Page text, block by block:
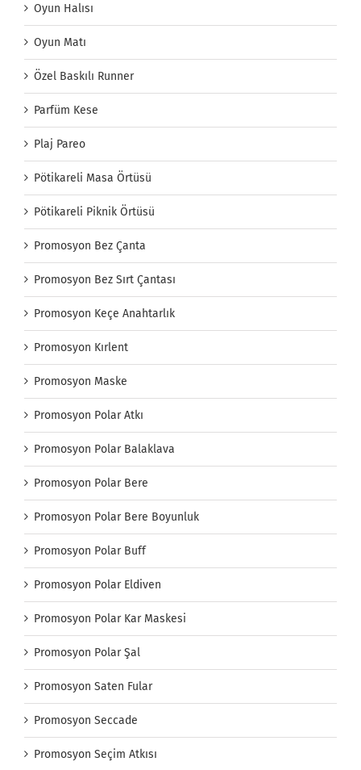
Oyun Halısı
Oyun Matı
Özel Baskılı Runner
Parfüm Kese
Plaj Pareo
Pötikareli Masa Örtüsü
Pötikareli Piknik Örtüsü
Promosyon Bez Çanta
Promosyon Bez Sırt Çantası
Promosyon Keçe Anahtarlık
Promosyon Kırlent
Promosyon Maske
Promosyon Polar Atkı
Promosyon Polar Balaklava
Promosyon Polar Bere
Promosyon Polar Bere Boyunluk
Promosyon Polar Buff
Promosyon Polar Eldiven
Promosyon Polar Kar Maskesi
Promosyon Polar Şal
Promosyon Saten Fular
Promosyon Seccade
Promosyon Seçim Atkısı